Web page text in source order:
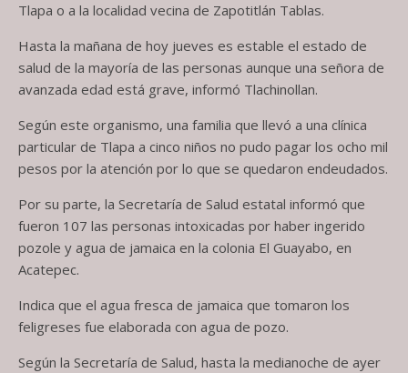
Tlapa o a la localidad vecina de Zapotitlán Tablas.
Hasta la mañana de hoy jueves es estable el estado de
salud de la mayoría de las personas aunque una señora de
avanzada edad está grave, informó Tlachinollan.
Según este organismo, una familia que llevó a una clínica
particular de Tlapa a cinco niños no pudo pagar los ocho mil
pesos por la atención por lo que se quedaron endeudados.
Por su parte, la Secretaría de Salud estatal informó que
fueron 107 las personas intoxicadas por haber ingerido
pozole y agua de jamaica en la colonia El Guayabo, en
Acatepec.
Indica que el agua fresca de jamaica que tomaron los
feligreses fue elaborada con agua de pozo.
Según la Secretaría de Salud, hasta la medianoche de ayer